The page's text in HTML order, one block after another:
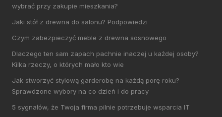
wybrać przy zakupie mieszkania?
Jaki stół z drewna do salonu? Podpowiedzi
Czym zabezpieczyć meble z drewna sosnowego
Dlaczego ten sam zapach pachnie inaczej u każdej osoby?
Kilka rzeczy, o których mało kto wie
Jak stworzyć stylową garderobę na każdą porę roku?
Sprawdzone wybory na co dzień i do pracy
5 sygnałów, że Twoja firma pilnie potrzebuje wsparcia IT